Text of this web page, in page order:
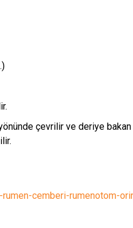
çevrilir ve deriye bakan
cemberi-rumenotom-